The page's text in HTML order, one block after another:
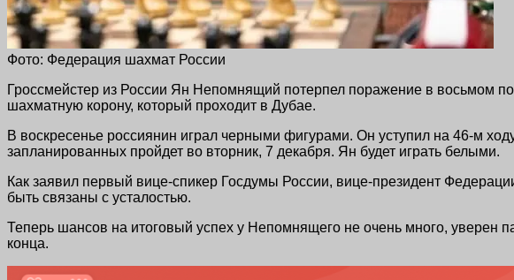
Фото: Федерация шахмат России
Гроссмейстер из России Ян Непомнящий потерпел поражение в восьмом
шахматную корону, который проходит в Дубае.
В воскресенье россиянин играл черными фигурами. Он уступил на 46-м
запланированных пройдет во вторник, 7 декабря. Ян будет играть белыми.
Как заявил первый вице-спикер Госдумы России, вице-президент
быть связаны с усталостью.
Теперь шансов на итоговый успех у Непомнящего не очень много, уверен
конца.